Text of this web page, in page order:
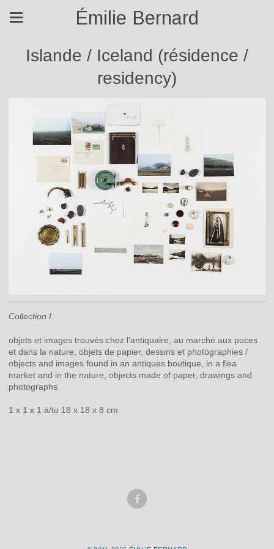
Émilie Bernard
Islande / Iceland (résidence /
residency)
Collection I
objets et images trouvés chez l’antiquaire, au marché aux puces
et dans la nature, objets de papier, dessins et photographies /
objects and images found in an antiques boutique, in a flea
market and in the nature, objects made of paper, drawings and
photographs
1 x 1 x 1 à/to 18 x 18 x 8 cm